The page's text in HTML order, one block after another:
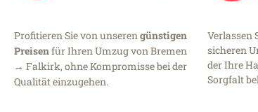
Profitieren Sie von unserengünstigen
Preisenfür Ihren Umzug von Bremen
→ Falkirk, ohne Kompromisse bei der
Qualität einzugehen.
Verlassen
sicheren
der Ihre
Sorgfalt